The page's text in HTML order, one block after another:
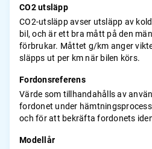
CO2 utsläpp
CO2-utsläpp avser utsläpp av
bil, och är ett bra mått på den
förbrukar. Måttet g/km anger
släpps ut per km när bilen körs.
Fordonsreferens
Värde som tillhandahålls av
fordonet under
och för att bekräfta fordonets
Modellår